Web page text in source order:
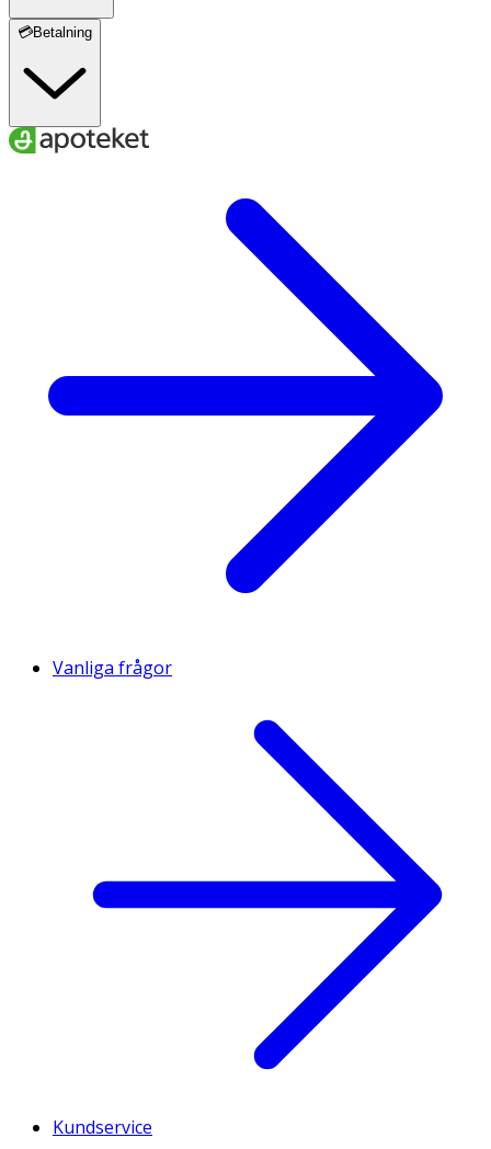
💳Betalning
Vanliga frågor
Kundservice